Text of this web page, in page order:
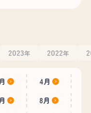
2023年 2022年
4月
8月